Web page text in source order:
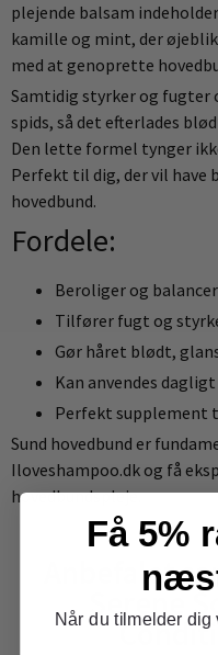
plejende balsam
kamille og mint, der
med at genoprette
Samtidig styrker og
spids, så det efterlades
Den lette formel tynger
Perfekt til dig, der vil have
hovedbund.
Fordele:
Beroliger og
Tilfører fugt og
Gør håret blødt,
Kan anvendes
Perfekt supplement
Sund hovedbund er
Iloveshampoo.dk og få
hovedbundspleje.
Anbefalet
Serene
Få 5%
Når du tilmelder